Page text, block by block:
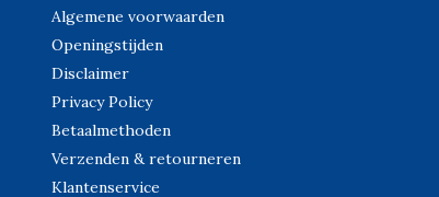
Algemene voorwaarden
Openingstijden
Disclaimer
Privacy Policy
Betaalmethoden
Verzenden & retourneren
Klantenservice